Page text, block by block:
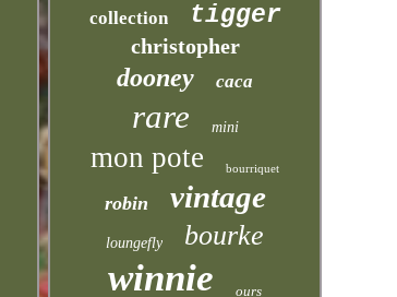
collection tigger
christopher
dooney caca
rare mini
mon pote bourriquet
robin vintage
loungefly bourke
winnie ours